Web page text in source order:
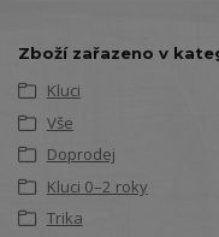
Zboží zařazeno v
Kluci
Vše
Doprodej
Kluci 0–2 roky
Trika